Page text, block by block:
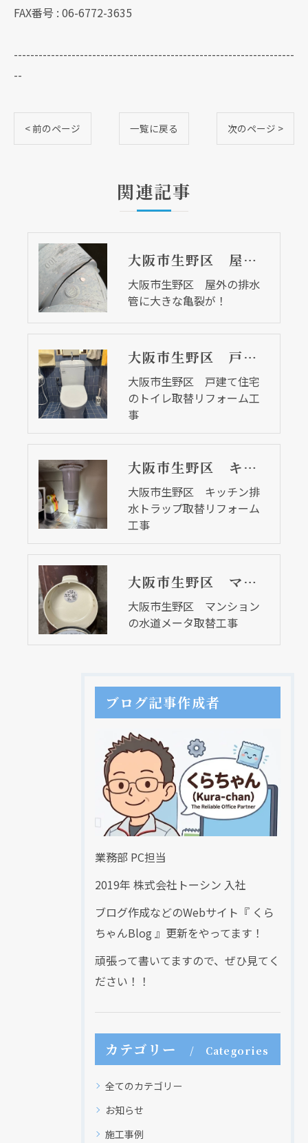
FAX番号 : 06-6772-3635
--------------------------------------------------------------------
--
< 前のページ 一覧に戻る 次のページ >
関連記事
大阪市生野区 屋外の排水管に大きな亀裂が！
大阪市生野区 屋外の排水
管に大きな亀裂が！
大阪市生野区 戸建て住宅のトイレ取替リフォーム工事
大阪市生野区 戸建て住宅
のトイレ取替リフォーム工
事
大阪市生野区 キッチン排水トラップ取替リフォーム工事
大阪市生野区 キッチン排
水トラップ取替リフォーム
工事
大阪市生野区 マンションの水道メータ取替工事
大阪市生野区 マンション
の水道メータ取替工事
ブログ記事作成者
業務部 PC担当
2019年 株式会社トーシン 入社
ブログ作成などのWebサイト『 くら
ちゃんBlog 』更新をやってます！
頑張って書いてますので、ぜひ見てく
ださい！！
カテゴリー Categories
全てのカテゴリー
お知らせ
施工事例